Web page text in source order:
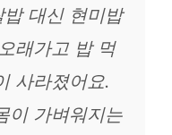
대신 현미밥
래가고 밥 먹
사라졌어요.
이 가벼워지는